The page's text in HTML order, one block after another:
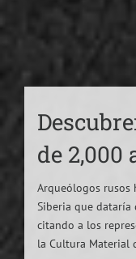
de 2,000
Arqueólogos rusos
Siberia que dataría
citando a los
la Cultura Material